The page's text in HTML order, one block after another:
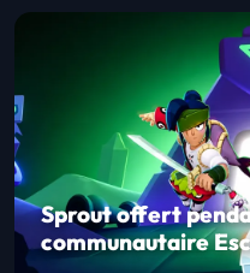
Sprout offert
communautaire